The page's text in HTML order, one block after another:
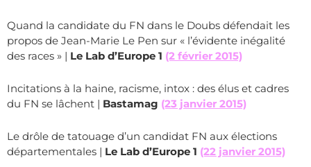
Quand la candidate du FN dans le Doubs défendait les
propos de Jean-Marie Le Pen sur « l’évidente inégalité
des races » | Le Lab d’Europe 1 (2 février 2015)
Incitations à la haine, racisme, intox : des élus et cadres
du FN se lâchent | Bastamag (23 janvier 2015)
Le drôle de tatouage d’un candidat FN aux élections
départementales | Le Lab d’Europe 1 (22 janvier 2015)